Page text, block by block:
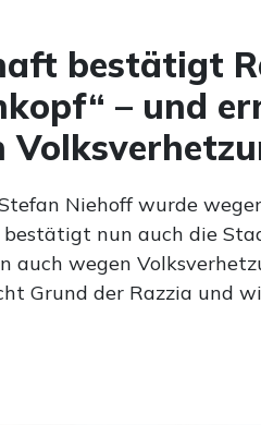
bestätigt
– und
Niehoff wurde
bestätigt nun auch die
auch wegen
Grund der Razzia und